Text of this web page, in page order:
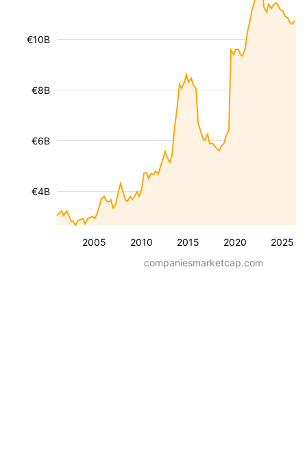
2005 2010 2015 2020 2025
€4B
€6B
€8B
€10B
companiesmarketcap.com